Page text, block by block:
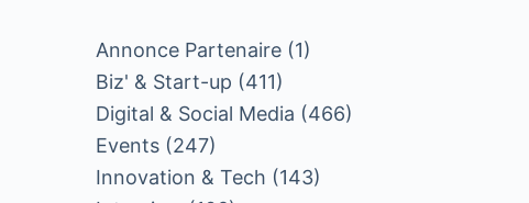
Annonce Partenaire (1)
Biz' & Start-up (411)
Digital & Social Media (466)
Events (247)
Innovation & Tech (143)